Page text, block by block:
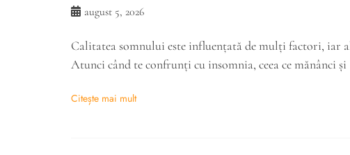
august 5, 2026
Calitatea somnului este influențată de mulți factori, iar
Atunci când te confrunți cu insomnia, ceea ce mănânci și
Citește mai mult